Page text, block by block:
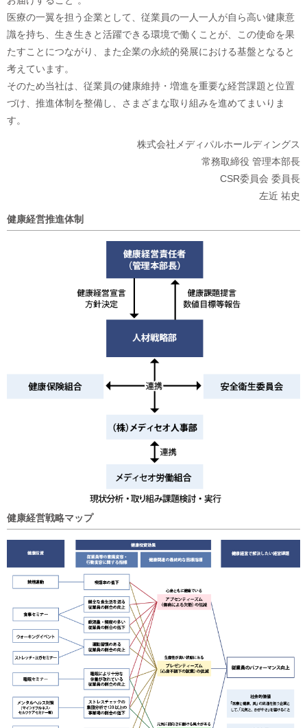
医療の一翼を担う企業として、従業員の一人一人が自ら高い健康意
識を持ち、生き生きと活躍できる環境で働くことが、この使命を果
たすことにつながり、また企業の永続的発展における基盤となると
考えています。
そのため当社は、従業員の健康維持・増進を重要な経営課題と位置
づけ、推進体制を整備し、さまざまな取り組みを進めてまいりま
す。
株式会社メディパルホールディングス
常務取締役 管理本部長
CSR委員会 委員長
左近 祐史
健康経営推進体制
健康経営戦略マップ